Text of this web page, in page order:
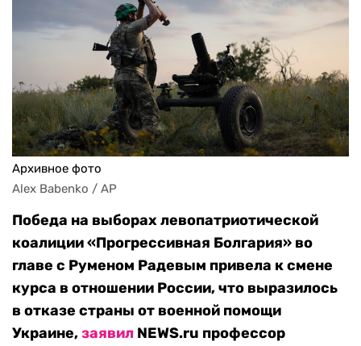
Архивное фото
Alex Babenko / AP
Победа на выборах левопатриотической
коалиции «Прогрессивная Болгария» во
главе с Руменом Радевым привела к смене
курса в отношении России, что выразилось
в отказе страны от военной помощи
Украине,заявил NEWS.ru профессор